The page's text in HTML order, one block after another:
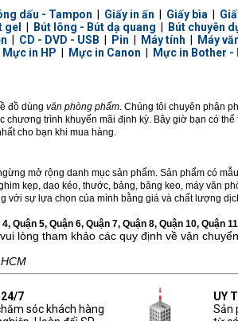
dấu - Tampon Giấy in ấn Giấy bìa
gel Bút lông - Bút dạ quang Bút chuyên
CD - DVD - USB Pin Máy tính Máy
Mực in HP Mực in Canon Mực in Bother -
đồ dùng văn phòng phẩm. Chúng tôi chuyên phân
trình khuyến mãi định kỳ. Bây giờ bạn có
cho bạn khi mua hàng.
mở rộng danh mục sản phẩm. Sản phẩm có
kẹp, dao kéo, thước, bảng, băng keo, máy văn
với sự lựa chọn của mình bằng giá và chất lượng
Quận 5, Quận 6, Quận 7, Quận 8, Quận 10, Quận
lòng tham khảo các quy định về vận
24/7
sóc khách hàng
UY
Sản